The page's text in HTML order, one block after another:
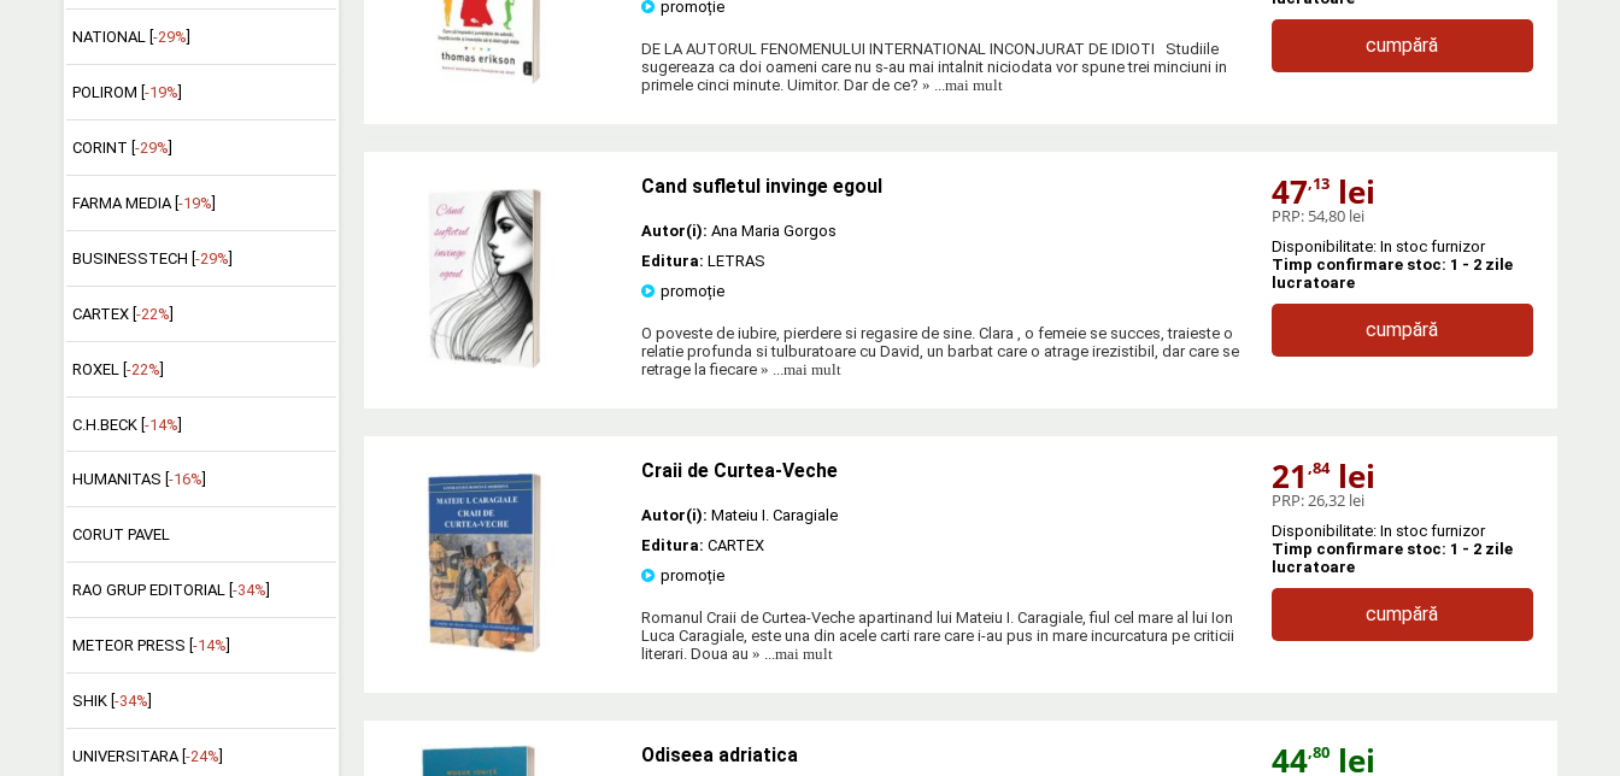
NATIONAL [ -29%
POLIROM [ -19%
CORINT [ -29%
FARMA MEDIA [ -19%
BUSINESSTECH [ -29%
CARTEX [ -22%
ROXEL [-22%]
C.H.BECK [-14%]
HUMANITAS [ -16%
CORUT PAVEL
RAO GRUP EDITORIAL [ -34%
METEOR PRESS [ -14%
SHIK [ -34%
UNIVERSITARA [ -24%
promoție
DE LA AUTORUL FENOMENULUI INTERNATIONAL INCONJURAT DE IDIOTI Studiile
sugereaza ca doi oameni care nu s-au mai intalnit niciodata vor spune trei minciuni in
primele cinci minute. Uimitor. Dar de ce? » ...mai mult
cumpără
Cand sufletul invinge egoul
Autor(i): Ana Maria Gorgos
Editura: LETRAS
promoție
O poveste de iubire, pierdere si regasire de sine. Clara , o femeie se succes, traieste o
relatie profunda si tulburatoare cu David, un barbat care o atrage irezistibil, dar care se
retrage la fiecare » ...mai mult
47,13lei
PRP: 54,80 lei
Disponibilitate: In stoc furnizor
Timp confirmare stoc: 1 - 2 zile
lucratoare
cumpără
Craii de Curtea-Veche
Autor(i): Mateiu I. Caragiale
Editura: CARTEX
promoție
Romanul Craii de Curtea-Veche apartinand lui Mateiu I. Caragiale, fiul cel mare al lui Ion
Luca Caragiale, este una din acele carti rare care i-au pus in mare incurcatura pe criticii
literari. Doua au » ...mai mult
21 ,84lei
PRP: 26,32 lei
Disponibilitate: In stoc furnizor
Timp confirmare stoc: 1 - 2 zile
lucratoare
cumpără
Odiseea adriatica 44,80lei